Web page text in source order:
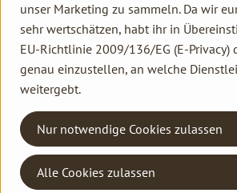
Familie Hannen GbR
Neu Lammertzhof, 41564 Kaarst
info@lammertzhof.de
Familie Hannen Gemüse Abo
Neu Lammertzhof, 41564 Kaarst
02131 / 75747-17
unser Marketing zu sammeln. Da wir
sehr wertschätzen, habt ihr in
EU-Richtlinie 2009/136/EG (E-
genau einzustellen, an welche
weitergebt.
Nur notwendige Cookies zulassen
Alle Cookies zulassen